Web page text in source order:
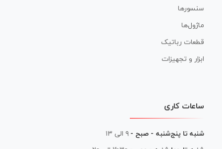
سنسورها
ماژول‌ها
قطعات رباتیک
ابزار و تجهیزات
ساعات کاری
شنبه تا پنج‌شنبه - صبح - ۹ الی ۱۳